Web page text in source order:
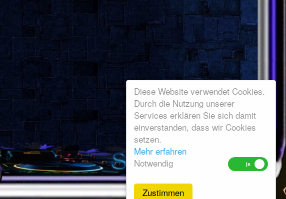
Diese Website verwendet Cookies.
Durch die Nutzung unserer
Services erklären Sie sich damit
einverstanden, dass wir Cookies
setzen.
Mehr erfahren
Notwendig
Zustimmen